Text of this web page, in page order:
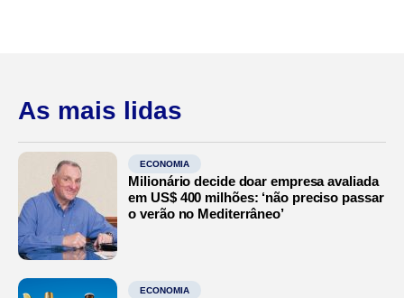
As mais lidas
ECONOMIA
Milionário decide doar empresa avaliada
em US$ 400 milhões: ‘não preciso passar
o verão no Mediterrâneo’
ECONOMIA